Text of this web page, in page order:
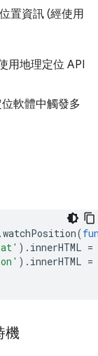
置資訊 (經使用
用地理定位 API
軟體中觸發多
.watchPosition(
). innerHTML =
). innerHTML =
機